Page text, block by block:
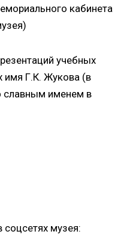
кабинета
учебных
имя Г.К. Жукова (в
славным именем в
музея: